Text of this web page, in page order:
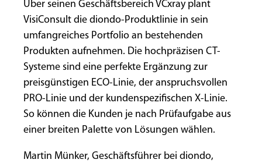
Über seinen Geschäftsbereich VCxray plant
VisiConsult die diondo-Produktlinie in sein
umfangreiches Portfolio an bestehenden
Produkten aufnehmen. Die hochpräzisen CT-
Systeme sind eine perfekte Ergänzung zur
preisgünstigen ECO-Linie, der anspruchsvollen
PRO-Linie und der kundenspezifischen X-Linie.
So können die Kunden je nach Prüfaufgabe aus
einer breiten Palette von Lösungen wählen.
Martin Münker, Geschäftsführer bei diondo,